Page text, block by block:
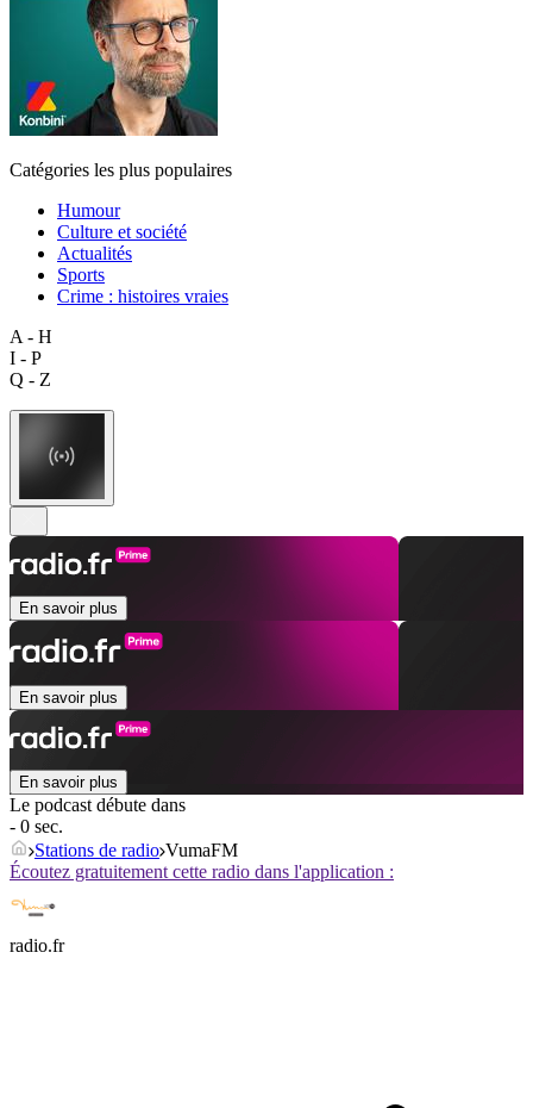
Catégories les plus populaires
Humour
Culture et société
Actualités
Sports
Crime : histoires vraies
A - H
I - P
Q - Z
En savoir plus
En savoir plus
En savoir plus
Le podcast débute dans
- 0 sec.
Stations de radio VumaFM
Écoutez gratuitement cette radio dans l'application :
radio.fr